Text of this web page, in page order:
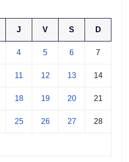
J V S D
4 5 6 7
11 12 13 14
18 19 20 21
25 26 27 28